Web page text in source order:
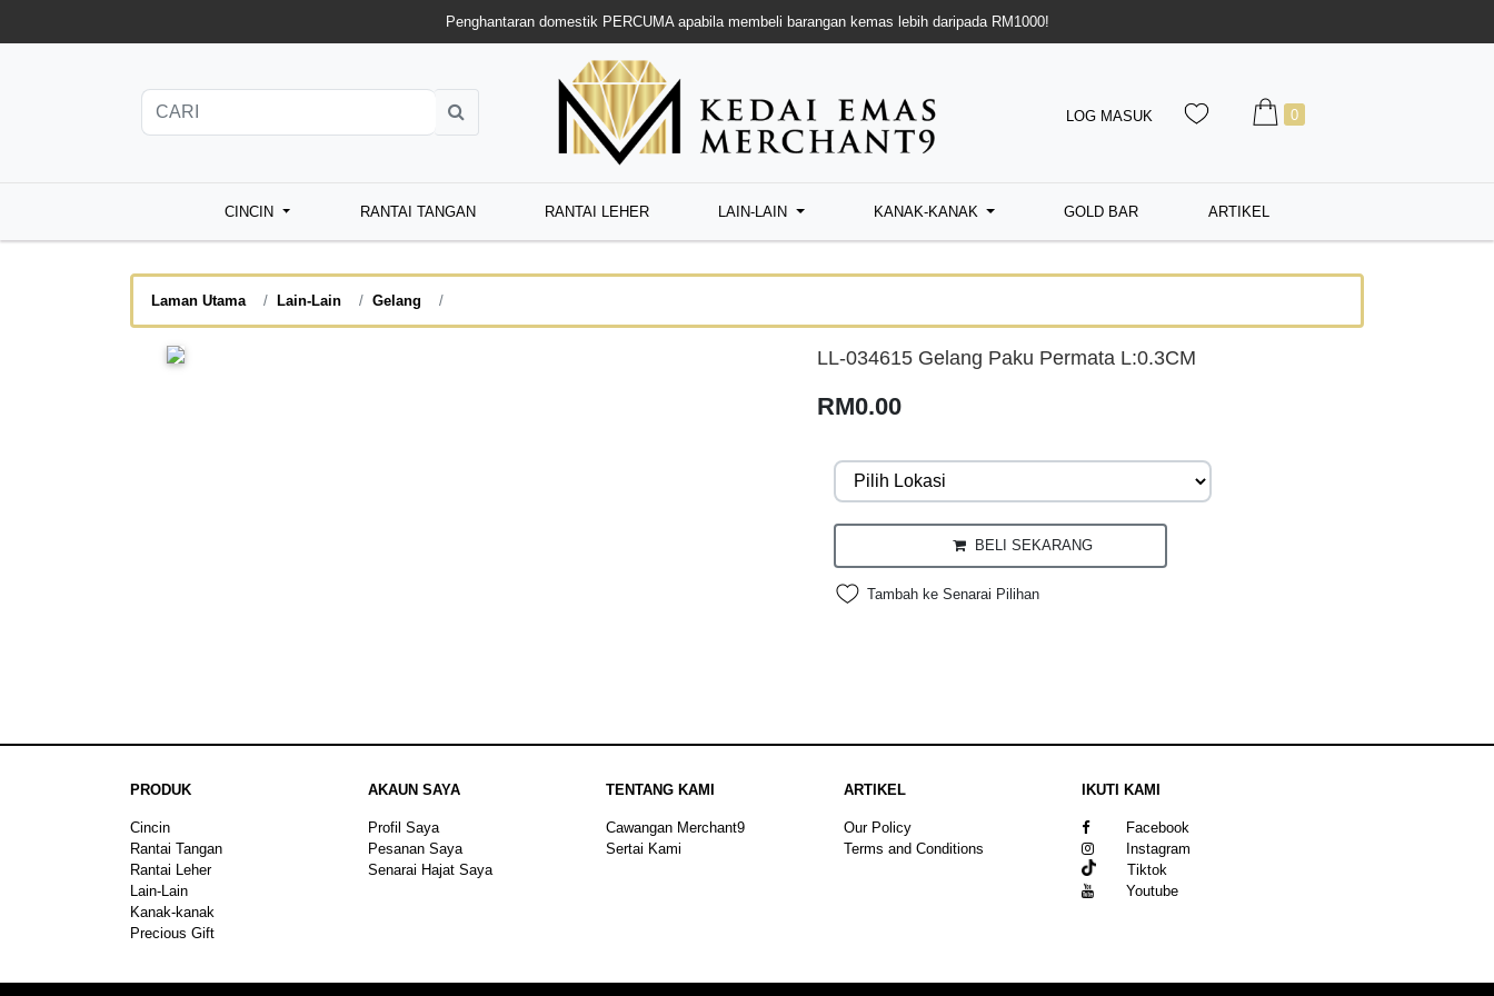
Penghantaran domestik PERCUMA apabila membeli barangan kemas lebih daripada RM1000!
LOG MASUK 0
CINCIN RANTAI TANGAN RANTAI LEHER LAIN-LAIN KANAK-KANAK GOLD BAR ARTIKEL
Laman Utama Lain-Lain Gelang
LL-034615 Gelang Paku Permata L:0.3CM
RM0.00
BELI SEKARANG
Tambah ke Senarai Pilihan
PRODUK
Cincin
Rantai Tangan
Rantai Leher
Lain-Lain
Kanak-kanak
Precious Gift
AKAUN SAYA
Profil Saya
Pesanan Saya
Senarai Hajat Saya
TENTANG KAMI
Cawangan Merchant9
Sertai Kami
ARTIKEL
Our Policy
Terms and Conditions
IKUTI KAMI
Facebook
Instagram
Tiktok
Youtube